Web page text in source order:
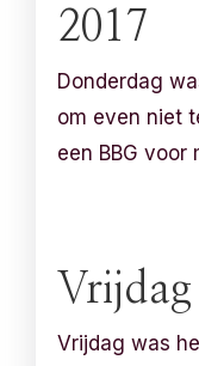
2017
Donderdag
om even niet
een BBG voor
Vrijdag was